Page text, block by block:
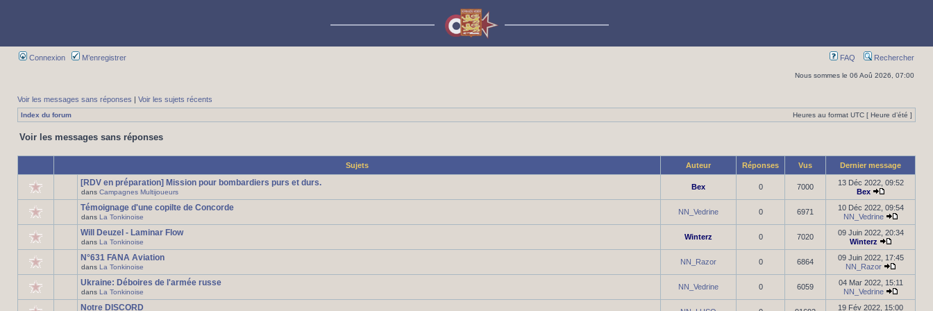
Connexion M’enregistrer FAQ Rechercher
Nous sommes le 06 Aoû 2026, 07:00
Voir les messages sans réponses | Voir les sujets récents
Index du forum Heures au format UTC [ Heure d’été ]
Voir les messages sans réponses
Sujets Auteur Réponses Vus Dernier message
[RDV en préparation] Mission pour bombardiers purs et durs.
dans Campagnes Multijoueurs
Bex 0 7000
13 Déc 2022, 09:52
Bex
Témoignage d'une copilte de Concorde
dans La Tonkinoise
NN_Vedrine 0 6971
10 Déc 2022, 09:54
NN_Vedrine
Will Deuzel - Laminar Flow
dans La Tonkinoise
Winterz 0 7020
09 Juin 2022, 20:34
Winterz
N°631 FANA Aviation
dans La Tonkinoise
NN_Razor 0 6864
09 Juin 2022, 17:45
NN_Razor
Ukraine: Déboires de l'armée russe
dans La Tonkinoise
NN_Vedrine 0 6059
04 Mar 2022, 15:11
NN_Vedrine
Notre DISCORD 19 Fév 2022, 15:00